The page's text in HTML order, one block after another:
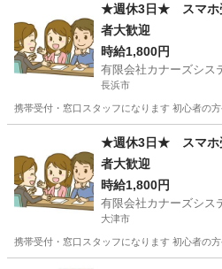
★週休3日★ スマホ
者大歓迎
時給1,800円
有限会社カナーズシス
長浜市
携帯受付・窓口スタッフになります 初心者の
携帯ショップ
★週休3日★ スマホ
者大歓迎
時給1,800円
有限会社カナーズシス
大津市
携帯受付・窓口スタッフになります 初心者の